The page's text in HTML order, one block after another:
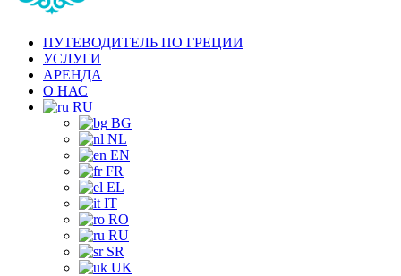
ПУТЕВОДИТЕЛЬ ПО ГРЕЦИИ
УСЛУГИ
АРЕНДА
О НАС
RU
BG
NL
EN
FR
EL
IT
RO
RU
SR
UK